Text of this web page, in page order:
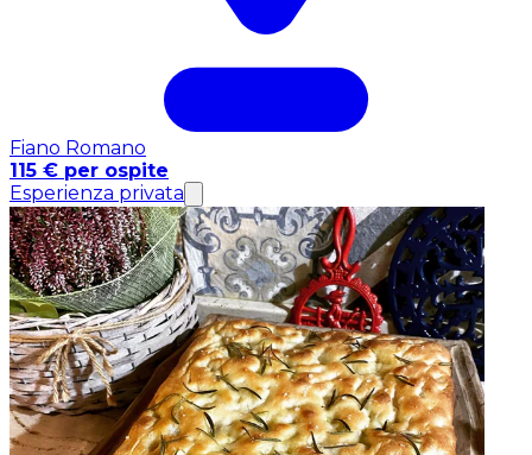
Fiano Romano
115 € per ospite
Esperienza privata